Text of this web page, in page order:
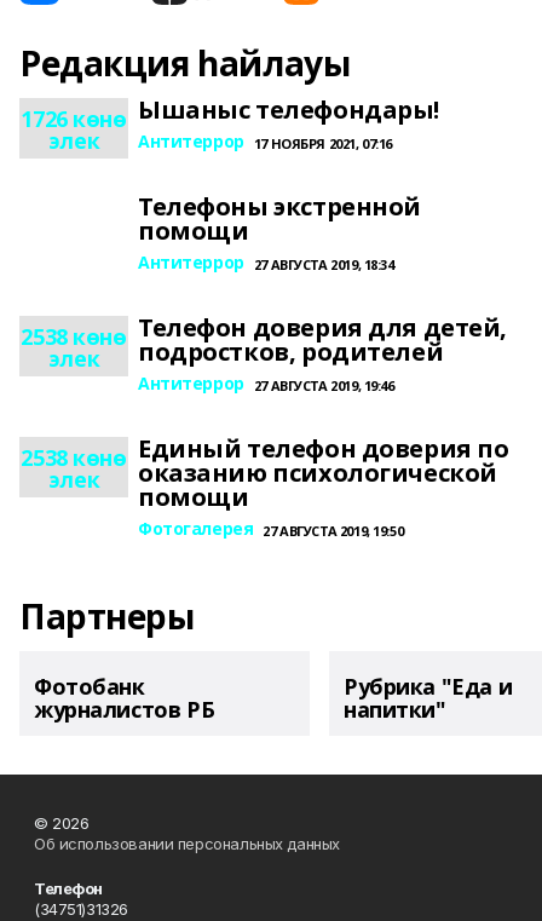
Редакция һайлауы
1726 көнө
элек
Ышаныс телефондары!
Антитеррор 17 НОЯБРЯ 2021, 07:16
Телефоны экстренной
помощи
Антитеррор 27 АВГУСТА 2019, 18:34
2538 көнө
элек
Телефон доверия для детей,
подростков, родителей
Антитеррор 27 АВГУСТА 2019, 19:46
2538 көнө
элек
Единый телефон доверия по
оказанию психологической
помощи
Фотогалерея 27 АВГУСТА 2019, 19:50
Партнеры
Фотобанк
журналистов РБ
Рубрика "Еда и
напитки"
© 2026
Об использовании персональных данных
Телефон
(34751)31326